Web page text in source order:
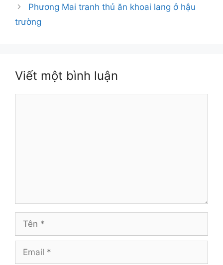
Phương Mai tranh thủ ăn khoai lang ở hậu
trường
Viết một bình luận